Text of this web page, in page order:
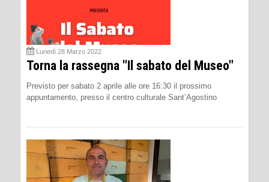
Lunedì 28 Marzo 2022
Torna la rassegna "Il sabato del Museo"
Previsto per sabato 2 aprile alle ore 16:30 il prossimo
appuntamento, presso il centro culturale Sant’Agostino